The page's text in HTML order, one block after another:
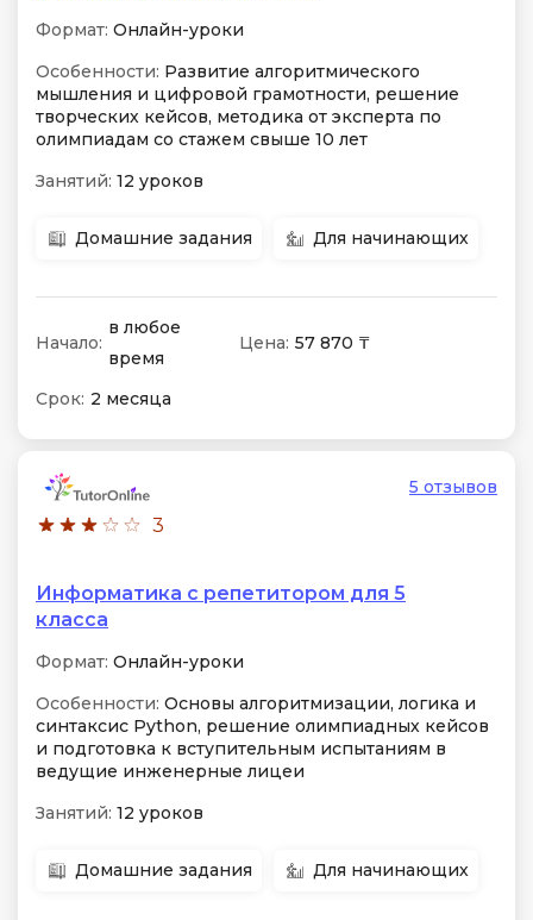
Формат: Онлайн-уроки
Особенности: Развитие алгоритмического
мышления и цифровой грамотности, решение
творческих кейсов, методика от эксперта по
олимпиадам со стажем свыше 10 лет
Занятий: 12 уроков
Домашние задания Для начинающих
Начало:
в любое
время
Цена: 57 870 ₸
Срок: 2 месяца
3
5 отзывов
Информатика с репетитором для 5
класса
Формат: Онлайн-уроки
Особенности: Основы алгоритмизации, логика и
синтаксис Python, решение олимпиадных кейсов
и подготовка к вступительным испытаниям в
ведущие инженерные лицеи
Занятий: 12 уроков
Домашние задания Для начинающих